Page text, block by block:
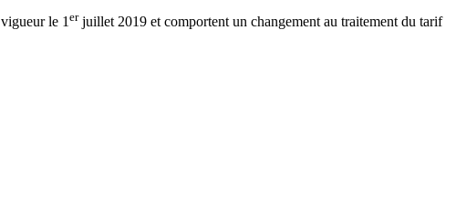
le 1 erjuillet 2019 et comportent un changement au traitement du tarif